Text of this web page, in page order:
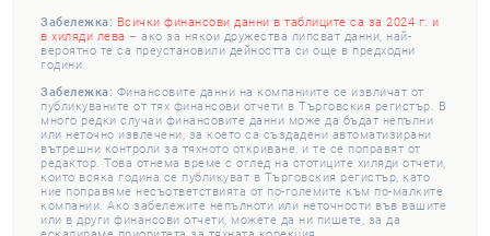
Забележка: Всички финансови данни в таблиците са за 2024 г. и
в хиляди лева – ако за някои дружества липсват данни, най-
вероятно те са преустановили дейността си още в предходни
години.
Забележка: Финансовите данни на компаниите се извличат от
публикуваните от тях финансови отчети в Търговския регистър. В
много редки случаи финансовите данни може да бъдат непълни
или неточно извлечени, за което са създадени автоматизирани
вътрешни контроли за тяхното откриване, и те се поправят от
редактор. Това отнема време с оглед на стотиците хиляди отчети,
които всяка година се публикуват в Търговския регистър, като
ние поправяме несъответствията от по-големите към по-малките
компании. Ако забележите непълноти или неточности във вашите
или в други финансови отчети, можете да ни пишете, за да